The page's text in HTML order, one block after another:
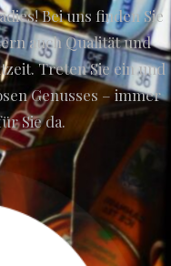
Bei uns finden Sie
auch Qualität und
Treten Sie ein und
Genusses – immer
Sie da.